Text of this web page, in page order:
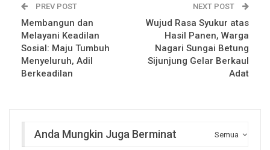
PREV POST
Membangun dan
Melayani Keadilan
Sosial: Maju Tumbuh
Menyeluruh, Adil
Berkeadilan
NEXT POST
Wujud Rasa Syukur atas
Hasil Panen, Warga
Nagari Sungai Betung
Sijunjung Gelar Berkaul
Adat
Semua
Anda Mungkin Juga Berminat